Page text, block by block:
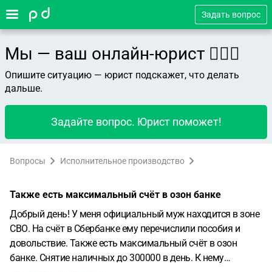
Задать вопрос
Мы — ваш онлайн-юрист 👨🏻‍⚖️
Опишите ситуацию — юрист подскажет, что делать
дальше.
Задайте вопрос. Юрист поможет!
Вопросы Исполнительное производство
Также есть максимальный счёт в озон банке
Добрый день! У меня официальный муж находится в зоне
СВО. На счёт в Сбербанке ему перечислили пособия и
довольствие. Также есть максимальный счёт в озон
банке. Снятие наличных до 300000 в день. К нему